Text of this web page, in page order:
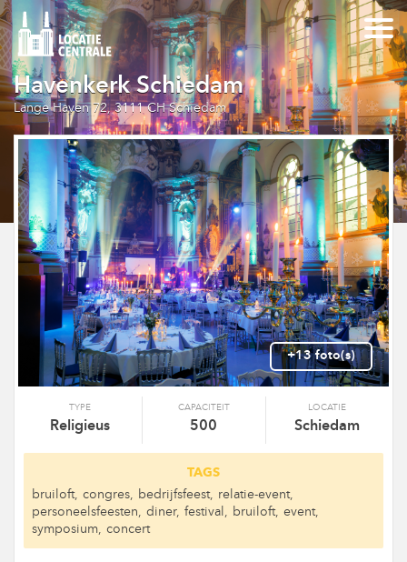
Havenkerk Schiedam
Lange Haven 72, 3111 CH Schiedam
+13 foto(s)
TYPE
Religieus
CAPACITEIT
500
LOCATIE
Schiedam
TAGS
bruiloft, congres, bedrijfsfeest, relatie-event,
personeelsfeesten, diner, festival, bruiloft, event,
symposium, concert